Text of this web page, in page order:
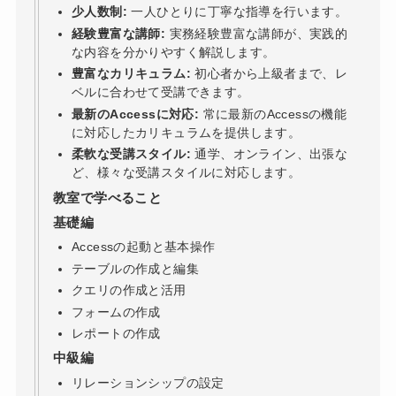
少人数制: 一人ひとりに丁寧な指導を行います。
経験豊富な講師: 実務経験豊富な講師が、実践的
な内容を分かりやすく解説します。
豊富なカリキュラム: 初心者から上級者まで、レ
ベルに合わせて受講できます。
最新のAccessに対応: 常に最新のAccessの機能
に対応したカリキュラムを提供します。
柔軟な受講スタイル: 通学、オンライン、出張な
ど、様々な受講スタイルに対応します。
教室で学べること
基礎編
Accessの起動と基本操作
テーブルの作成と編集
クエリの作成と活用
フォームの作成
レポートの作成
中級編
リレーションシップの設定